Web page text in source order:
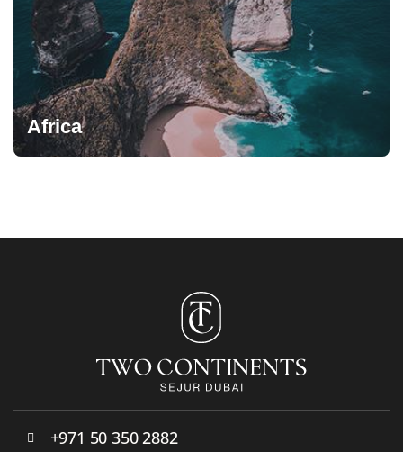
Africa
+971 50 350 2882